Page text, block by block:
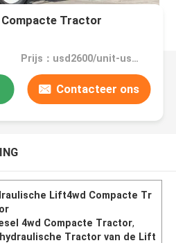
Tractor
Prijs：usd2600/unit-usd8600/unit
Contacteer ons
Lift4wd Compacte Tr
4wd Compacte Tractor,
Tractor van de Lift